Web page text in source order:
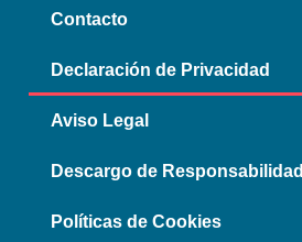
Contacto
Declaración de Privacidad
Aviso Legal
Descargo de Responsabilidad
Políticas de Cookies